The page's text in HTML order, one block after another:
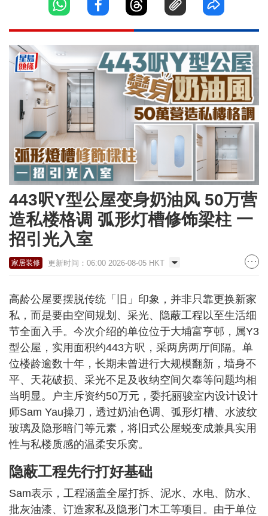
443呎Y型公屋变身奶油风 50万营
造私楼格调 弧形灯槽修饰梁柱 一
招引光入室
家居装修 更新时间：06:00 2026-08-05 HKT
高龄公屋要摆脱传统「旧」印象，并非只靠更换新家
私，而是要由空间规划、采光、隐蔽工程以至生活细
节全面入手。今次介绍的单位位于大埔富亨邨，属Y3
型公屋，实用面积约443方呎，采两房两厅间隔。单
位楼龄逾数十年，长期未曾进行大规模翻新，墙身不
平、天花破损、采光不足及收纳空间欠奉等问题均相
当明显。户主斥资约50万元，委托丽骏室内设计设计
师Sam Yau操刀，透过奶油色调、弧形灯槽、水波纹
玻璃及隐形暗门等元素，将旧式公屋蜕变成兼具实用
性与私楼质感的温柔安乐窝。
隐蔽工程先行打好基础
Sam表示，工程涵盖全屋打拆、泥水、水电、防水、
批灰油漆、订造家私及隐形门木工等项目。由于单位